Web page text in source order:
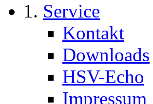
Service
Kontakt
Downloads
HSV-Echo
Impressum